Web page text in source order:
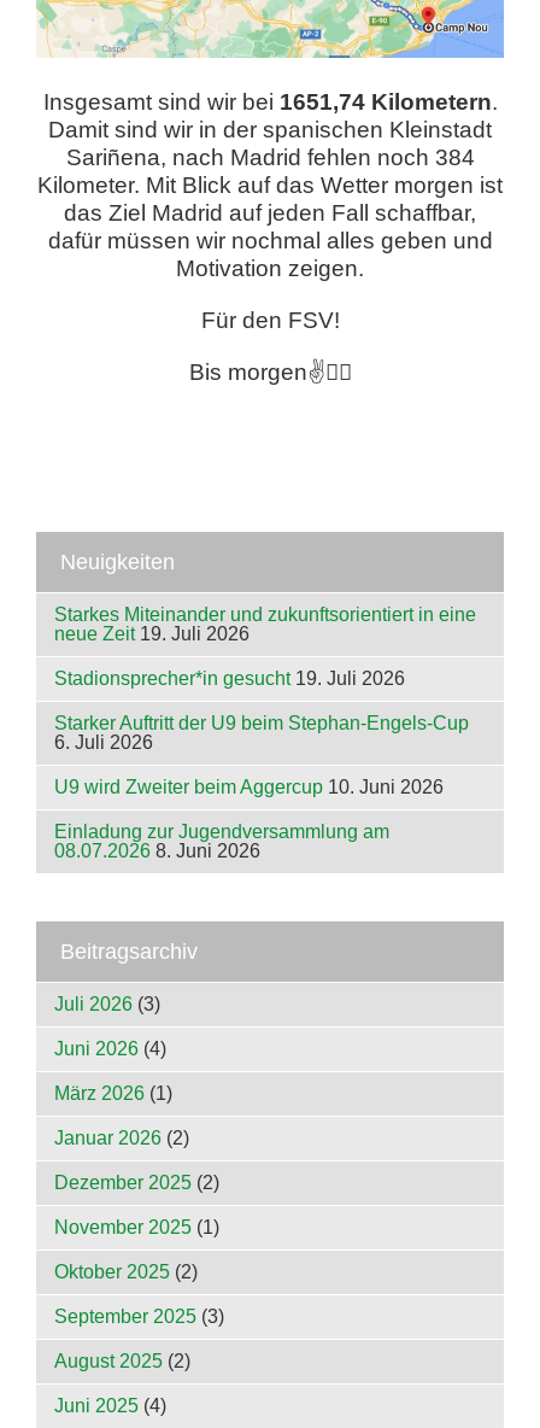
Insgesamt sind wir bei 1651,74 Kilometern.
Damit sind wir in der spanischen Kleinstadt
Sariñena, nach Madrid fehlen noch 384
Kilometer. Mit Blick auf das Wetter morgen ist
das Ziel Madrid auf jeden Fall schaffbar,
dafür müssen wir nochmal alles geben und
Motivation zeigen.
Für den FSV!
Bis morgen✌️🏃‍♀️
Neuigkeiten
Starkes Miteinander und zukunftsorientiert in eine
neue Zeit 19. Juli 2026
Stadionsprecher*in gesucht 19. Juli 2026
Starker Auftritt der U9 beim Stephan-Engels-Cup
6. Juli 2026
U9 wird Zweiter beim Aggercup 10. Juni 2026
Einladung zur Jugendversammlung am
08.07.2026 8. Juni 2026
Beitragsarchiv
Juli 2026 (3)
Juni 2026 (4)
März 2026 (1)
Januar 2026 (2)
Dezember 2025 (2)
November 2025 (1)
Oktober 2025 (2)
September 2025 (3)
August 2025 (2)
Juni 2025 (4)